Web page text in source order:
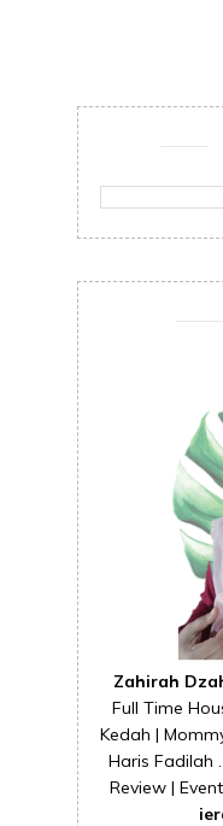
Zahirah
Full Time
Kedah |
Haris Fadilah
Review |